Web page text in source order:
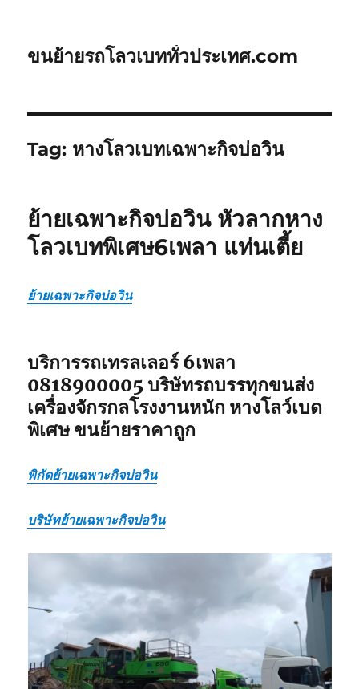
ขนย้ายรถโลวเบททั่วประเทศ.com
Tag: หางโลวเบทเฉพาะกิจบ่อวิน
ย้ายเฉพาะกิจบ่อวิน หัวลากหาง
โลวเบทพิเศษ6เพลา แท่นเตี้ย
ย้ายเฉพาะกิจบ่อวิน
บริการรถเทรลเลอร์ 6เพลา
0818900005 บริษัทรถบรรทุกขนส่ง
เครื่องจักรกลโรงงานหนัก หางโลว์เบด
พิเศษ ขนย้ายราคาถูก
พิกัดย้ายเฉพาะกิจบ่อวิน
บริษัทย้ายเฉพาะกิจบ่อวิน